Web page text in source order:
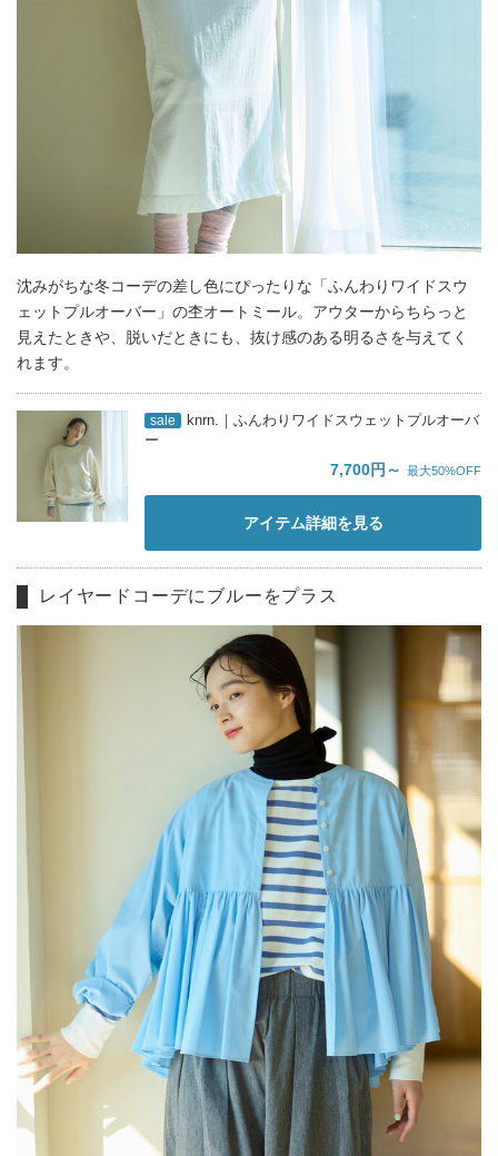
沈みがちな冬コーデの差し色にぴったりな「ふんわりワイドスウ
ェットプルオーバー」の杢オートミール。アウターからちらっと
見えたときや、脱いだときにも、抜け感のある明るさを与えてく
れます。
sale
knrn.｜ふんわりワイドスウェットプルオーバ
ー
7,700円～ 最大50%OFF
アイテム詳細を見る
レイヤードコーデにブルーをプラス